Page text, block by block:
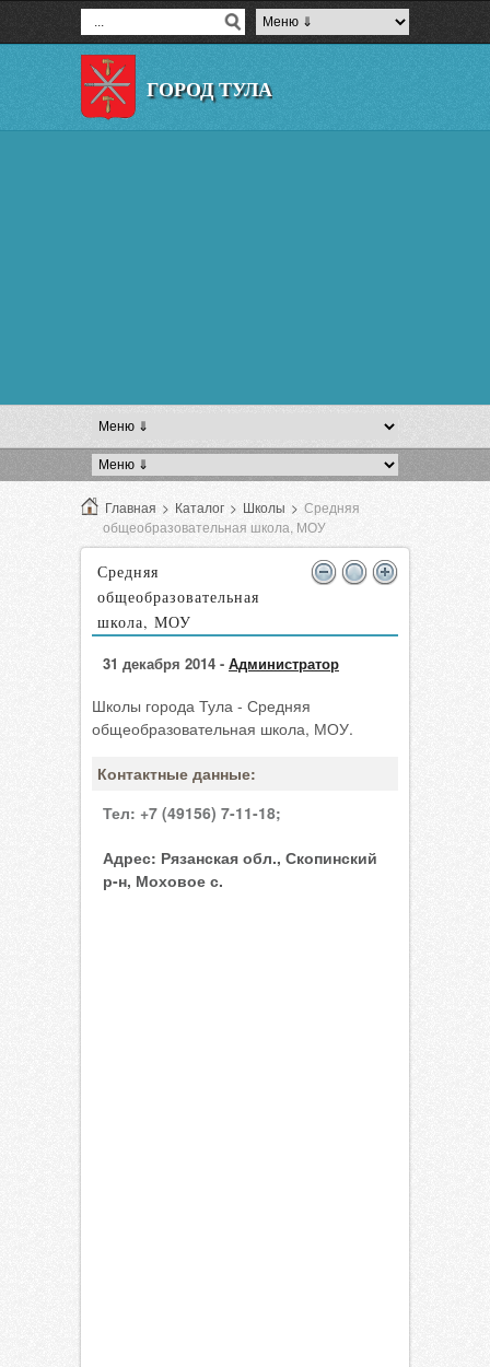
ГОРОД ТУЛА
Главная > Каталог > Школы > Средняя
общеобразовательная школа, МОУ
Средняя
общеобразовательная
школа, МОУ
31 декабря 2014 - Администратор
Школы города Тула - Средняя
общеобразовательная школа, МОУ.
Контактные данные:
Тел: +7 (49156) 7-11-18;
Адрес: Рязанская обл., Скопинский
р-н, Моховое с.